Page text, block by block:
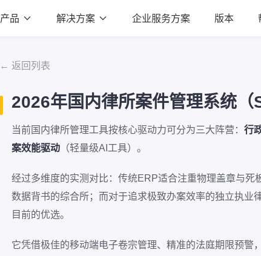
产品  解决方案  企业服务方案 版本
← 返回列表
2026年国内律所案件管理系统
当前国内律所管理工具按核心驱动力可分为三大阵营： 行
案效能驱动 （轻量级AI工具）。
经过多维度的实测对比：传统ERP适合注重物理盖章与
数据背书的综合所；而对于追求极致办案效率的独立执业
目前的优选。
它凭借极佳的移动端电子卷宗管理、精准的法庭期限预